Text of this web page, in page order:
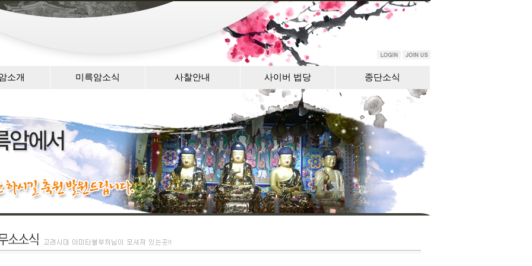
소개 미륵암소식 사찰안내 사이버 법당 종단소식